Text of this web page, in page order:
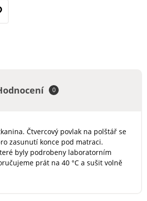
0
Čtvercový povlak na polštář se
zasunutí konce pod matraci.
byly podrobeny laboratorním
prát na 40 °C a sušit volně